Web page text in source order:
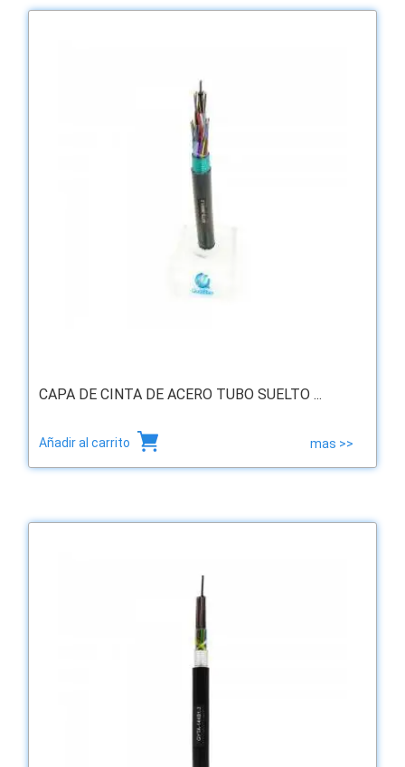
CAPA DE CINTA DE ACERO TUBO SUELTO ...
Añadir al carrito mas >>